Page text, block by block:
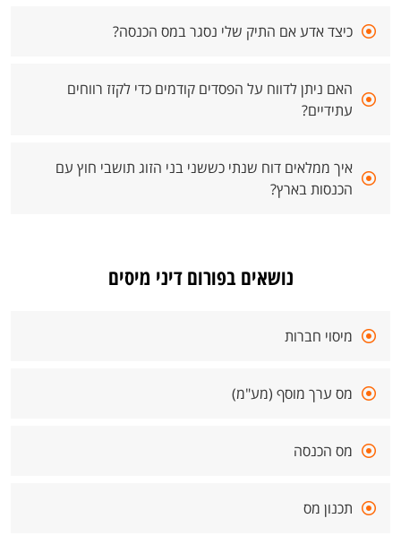
כיצד אדע אם התיק שלי נסגר במס הכנסה?
האם ניתן לדווח על הפסדים קודמים כדי לקזז רווחים
עתידיים?
איך ממלאים דוח שנתי כששני בני הזוג תושבי חוץ עם
הכנסות בארץ?
נושאים בפורום דיני מיסים
מיסוי חברות
מס ערך מוסף (מע"מ)
מס הכנסה
תכנון מס